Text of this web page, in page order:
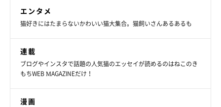
エンタメ
猫好きにはたまらないかわいい猫大集合。猫飼いさんあるあるも
連載
ブログやインスタで話題の人気猫のエッセイが読めるのはねこのき
もちWEB MAGAZINEだけ！
漫画